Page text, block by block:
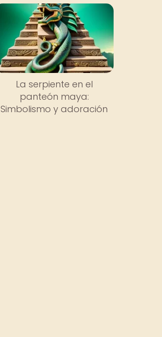
La serpiente en el
panteón maya:
Simbolismo y adoración